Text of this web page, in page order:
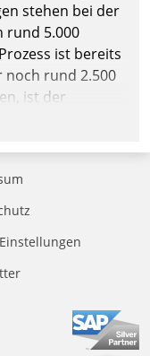
stehen bei der
rund 5.000
ist bereits
noch rund 2.500
ist der
immens. Im
GmbH den